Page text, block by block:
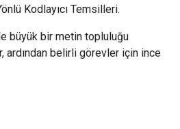
Kodlayıcı Temsilleri.
büyük bir metin topluluğu
ardından belirli görevler için ince